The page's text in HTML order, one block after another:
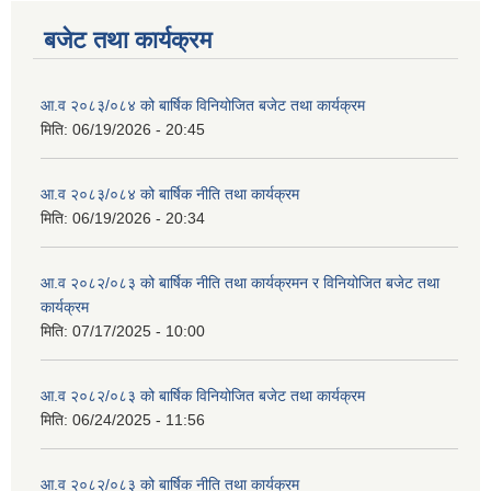
बजेट तथा कार्यक्रम
आ.व २०८३/०८४ को बार्षिक विनियोजित बजेट तथा कार्यक्रम
मिति: 06/19/2026 - 20:45
आ.व २०८३/०८४ को बार्षिक नीति तथा कार्यक्रम
मिति: 06/19/2026 - 20:34
आ.व २०८२/०८३ को बार्षिक नीति तथा कार्यक्रमन र विनियोजित बजेट तथा
कार्यक्रम
मिति: 07/17/2025 - 10:00
आ.व २०८२/०८३ को बार्षिक विनियोजित बजेट तथा कार्यक्रम
मिति: 06/24/2025 - 11:56
आ.व २०८२/०८३ को बार्षिक नीति तथा कार्यक्रम